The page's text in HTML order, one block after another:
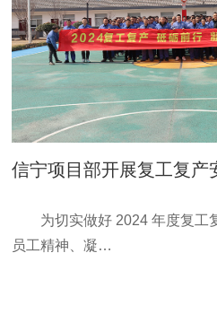
信宁项目部开展复工复产
为切实做好 2024 年度复工
员工精神、凝…